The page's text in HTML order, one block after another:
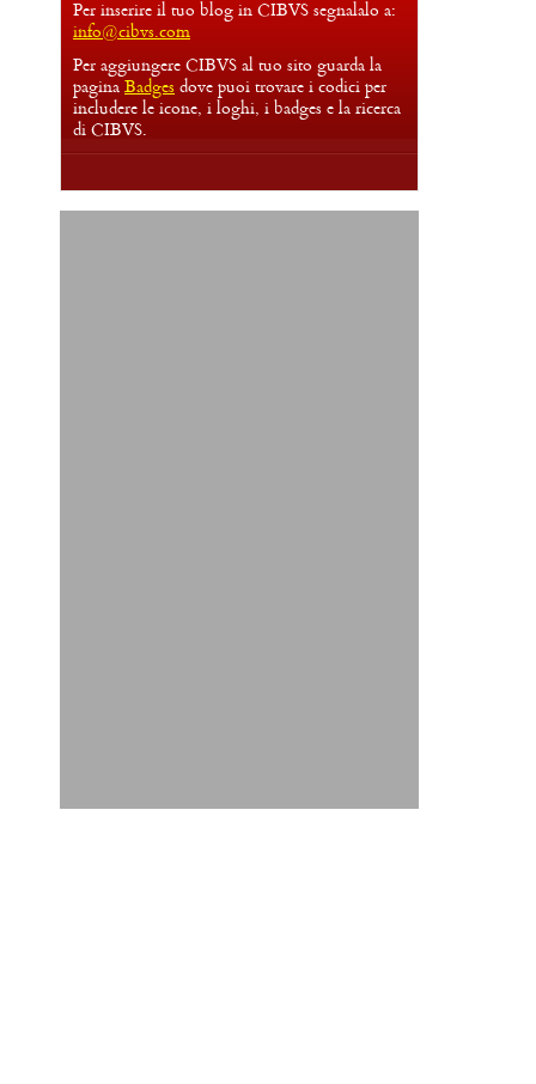
Per inserire il tuo blog in CIBVS segnalalo a:
info@cibvs.com
Per aggiungere CIBVS al tuo sito guarda la
pagina Badges dove puoi trovare i codici per
includere le icone, i loghi, i badges e la ricerca
di CIBVS.